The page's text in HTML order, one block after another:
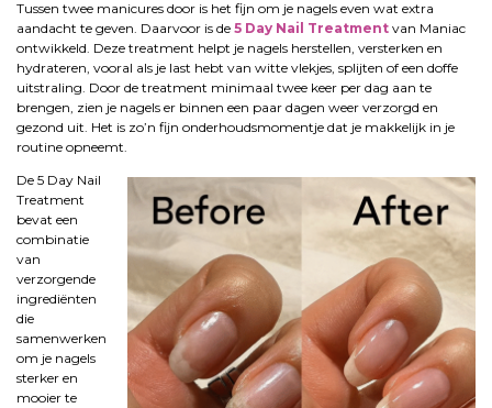
Tussen twee manicures door is het fijn om je nagels even wat extra
aandacht te geven. Daarvoor is de 5 Day Nail Treatment van Maniac
ontwikkeld. Deze treatment helpt je nagels herstellen, versterken en
hydrateren, vooral als je last hebt van witte vlekjes, splijten of een doffe
uitstraling. Door de treatment minimaal twee keer per dag aan te
brengen, zien je nagels er binnen een paar dagen weer verzorgd en
gezond uit. Het is zo’n fijn onderhoudsmomentje dat je makkelijk in je
routine opneemt.
De 5 Day Nail
Treatment
bevat een
combinatie
van
verzorgende
ingrediënten
die
samenwerken
om je nagels
sterker en
mooier te